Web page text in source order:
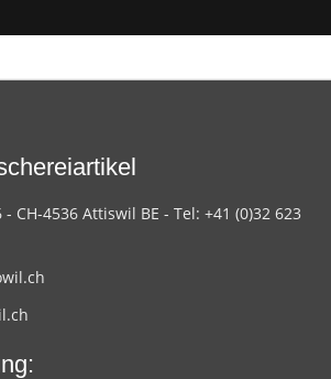
CH-4536 Attiswil BE - Tel: +41 (0)32 623